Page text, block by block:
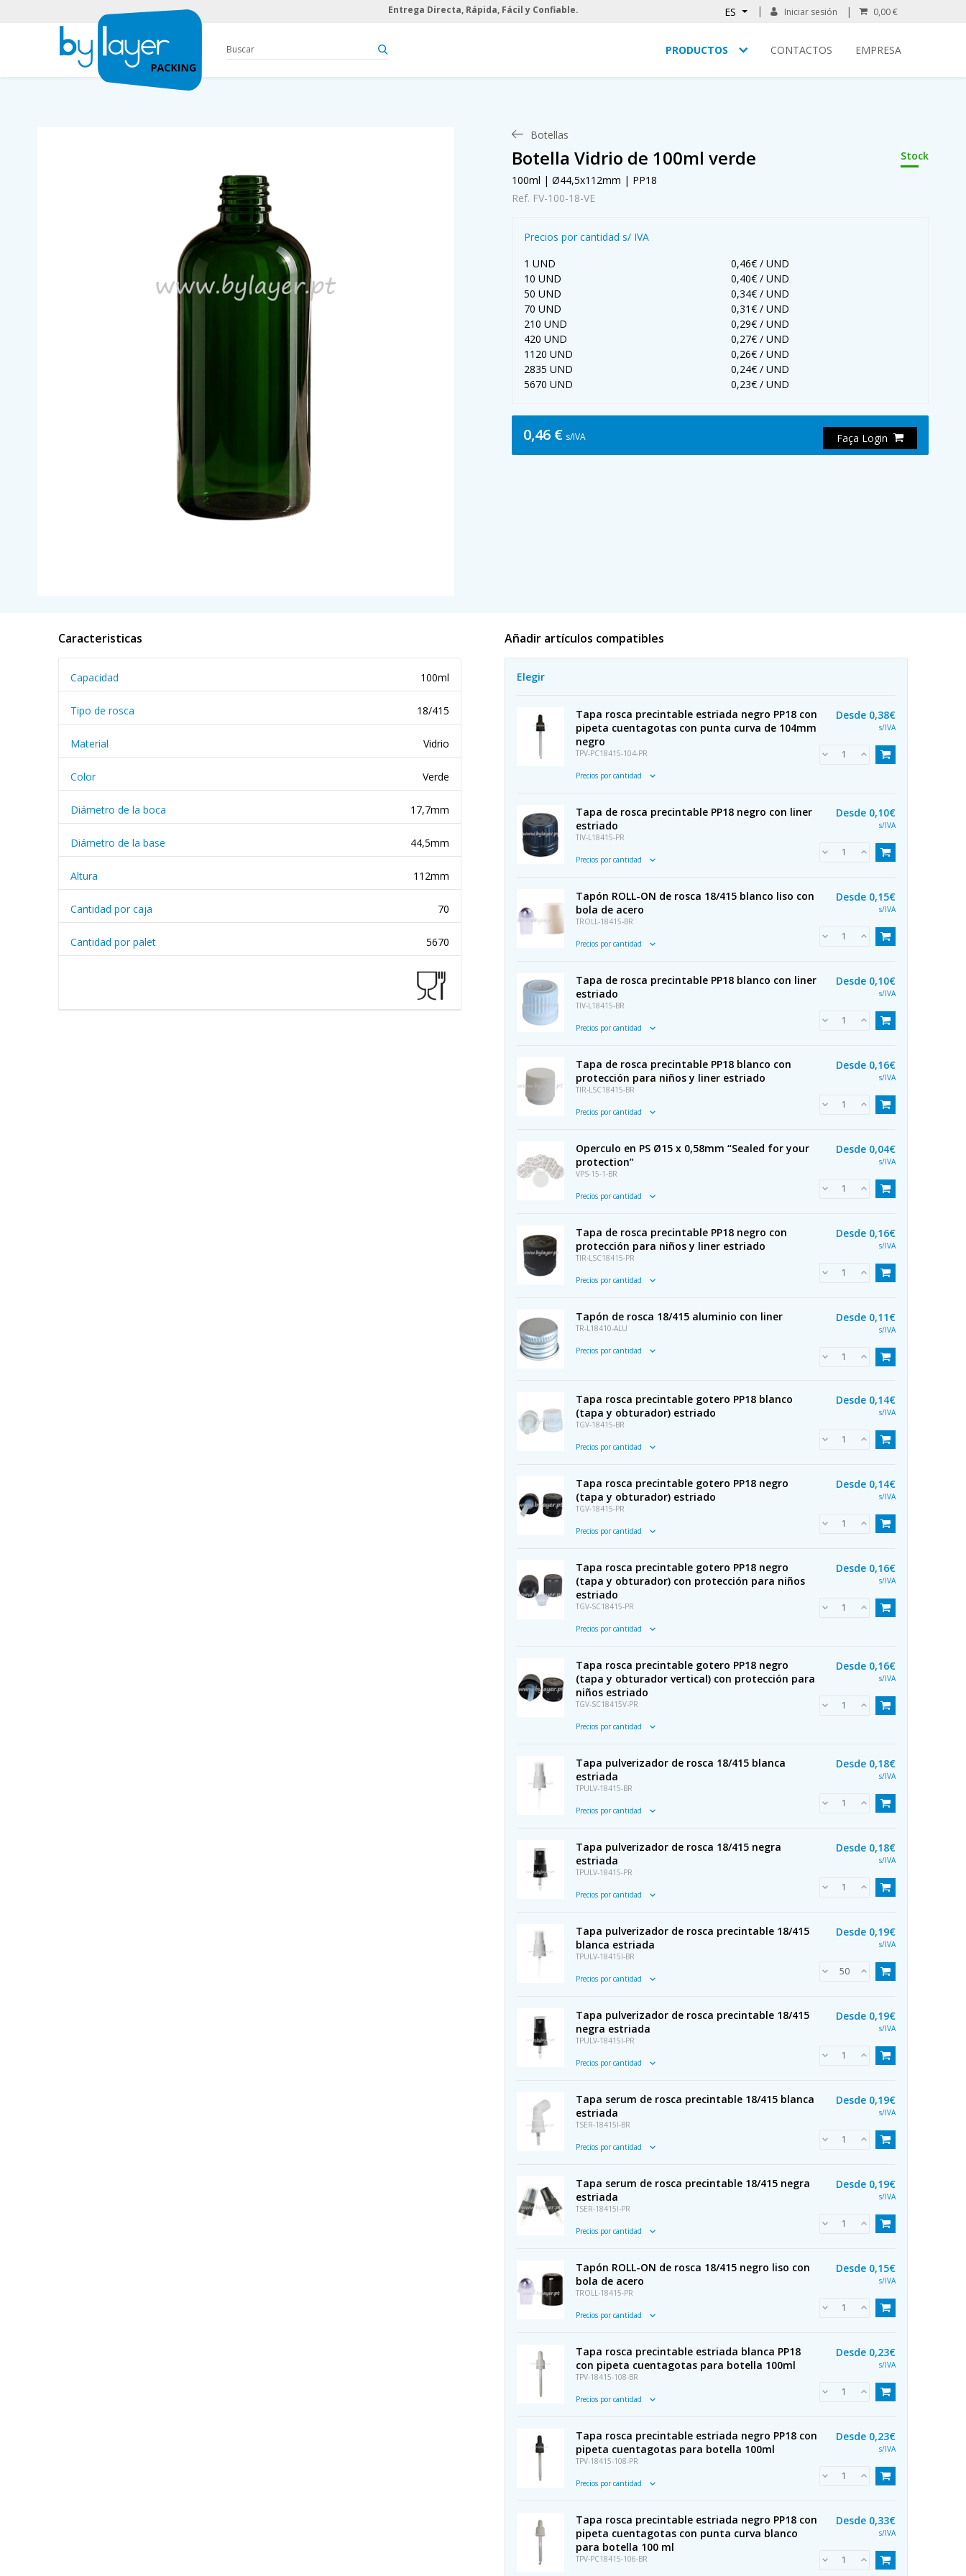
Entrega Directa, Rápida, Fácil y Confiable. ES Iniciar sesión 0,00 €
PRODUCTOS CONTACTOS EMPRESA
Botellas
Botella Vidrio de 100ml verde
Stock
100ml | Ø44,5x112mm | PP18
Ref. FV-100-18-VE
Precios por cantidad s/ IVA
1 UND
0,46€ / UND
10 UND
0,40€ / UND
50 UND
0,34€ / UND
70 UND
0,31€ / UND
210 UND
0,29€ / UND
420 UND
0,27€ / UND
1120 UND
0,26€ / UND
2835 UND
0,24€ / UND
5670 UND
0,23€ / UND
0,46 € s/IVA Faça Login
Caracteristicas
Capacidad 100ml
Tipo de rosca 18/415
Material Vidrio
Color Verde
Diámetro de la boca 17,7mm
Diámetro de la base 44,5mm
Altura 112mm
Cantidad por caja 70
Cantidad por palet 5670
Añadir artículos compatibles
Elegir
Tapa rosca precintable estriada negro PP18 con
pipeta cuentagotas con punta curva de 104mm
negro
TPV-PC18415-104-PR
Precios por cantidad
Desde 0,38€
s/IVA
Tapa de rosca precintable PP18 negro con liner
estriado
TIV-L18415-PR
Precios por cantidad
Desde 0,10€
s/IVA
Tapón ROLL-ON de rosca 18/415 blanco liso con
bola de acero
TROLL-18415-BR
Precios por cantidad
Desde 0,15€
s/IVA
Tapa de rosca precintable PP18 blanco con liner
estriado
TIV-L18415-BR
Precios por cantidad
Desde 0,10€
s/IVA
Tapa de rosca precintable PP18 blanco con
protección para niños y liner estriado
TIR-LSC18415-BR
Precios por cantidad
Desde 0,16€
s/IVA
Operculo en PS Ø15 x 0,58mm “Sealed for your
protection”
VPS-15-1-BR
Precios por cantidad
Desde 0,04€
s/IVA
Tapa de rosca precintable PP18 negro con
protección para niños y liner estriado
TIR-LSC18415-PR
Precios por cantidad
Desde 0,16€
s/IVA
Tapón de rosca 18/415 aluminio con liner
TR-L18410-ALU
Precios por cantidad
Desde 0,11€
s/IVA
Tapa rosca precintable gotero PP18 blanco
(tapa y obturador) estriado
TGV-18415-BR
Precios por cantidad
Desde 0,14€
s/IVA
Tapa rosca precintable gotero PP18 negro
(tapa y obturador) estriado
TGV-18415-PR
Precios por cantidad
Desde 0,14€
s/IVA
Tapa rosca precintable gotero PP18 negro
(tapa y obturador) con protección para niños
estriado
TGV-SC18415-PR
Precios por cantidad
Desde 0,16€
s/IVA
Tapa rosca precintable gotero PP18 negro
(tapa y obturador vertical) con protección para
niños estriado
TGV-SC18415V-PR
Precios por cantidad
Desde 0,16€
s/IVA
Tapa pulverizador de rosca 18/415 blanca
estriada
TPULV-18415-BR
Precios por cantidad
Desde 0,18€
s/IVA
Tapa pulverizador de rosca 18/415 negra
estriada
TPULV-18415-PR
Precios por cantidad
Desde 0,18€
s/IVA
Tapa pulverizador de rosca precintable 18/415
blanca estriada
TPULV-18415I-BR
Precios por cantidad
Desde 0,19€
s/IVA
Tapa pulverizador de rosca precintable 18/415
negra estriada
TPULV-18415I-PR
Precios por cantidad
Desde 0,19€
s/IVA
Tapa serum de rosca precintable 18/415 blanca
estriada
TSER-18415I-BR
Precios por cantidad
Desde 0,19€
s/IVA
Tapa serum de rosca precintable 18/415 negra
estriada
TSER-18415I-PR
Precios por cantidad
Desde 0,19€
s/IVA
Tapón ROLL-ON de rosca 18/415 negro liso con
bola de acero
TROLL-18415-PR
Precios por cantidad
Desde 0,15€
s/IVA
Tapa rosca precintable estriada blanca PP18
con pipeta cuentagotas para botella 100ml
TPV-18415-108-BR
Precios por cantidad
Desde 0,23€
s/IVA
Tapa rosca precintable estriada negro PP18 con
pipeta cuentagotas para botella 100ml
TPV-18415-108-PR
Precios por cantidad
Desde 0,23€
s/IVA
Tapa rosca precintable estriada negro PP18 con
pipeta cuentagotas con punta curva blanco
para botella 100 ml
TPV-PC18415-106-BR
Desde 0,33€
s/IVA